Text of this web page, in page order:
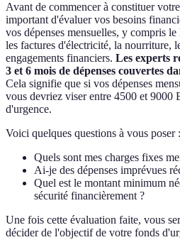
Avant de commencer à constituer
important d'évaluer vos besoins
vos dépenses mensuelles, y compris
les factures d'électricité, la nourriture,
engagements financiers. Les experts
3 et 6 mois de dépenses couvertes
Cela signifie que si vos dépenses
vous devriez viser entre 4500 et 9000
d'urgence.
Voici quelques questions à vous poser :
Quels sont mes charges fixes
Ai-je des dépenses imprévues
Quel est le montant minimum
sécurité financièrement ?
Une fois cette évaluation faite, vous
décider de l'objectif de votre fonds